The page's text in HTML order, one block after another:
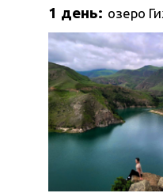
09.30 - встреча
Наш переезд
Баксанскому ущелью
Кавказскими горами.
Но кроме
заехать — это
Озеро Гижгит, или